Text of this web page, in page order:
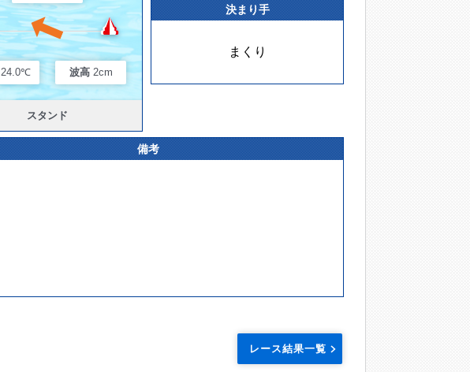
24.0℃ 波高 2cm
スタンド
決まり手
まくり
備考
レース結果一覧